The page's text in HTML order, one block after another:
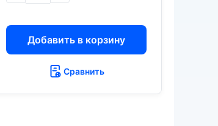
Добавить в корзину
Сравнить